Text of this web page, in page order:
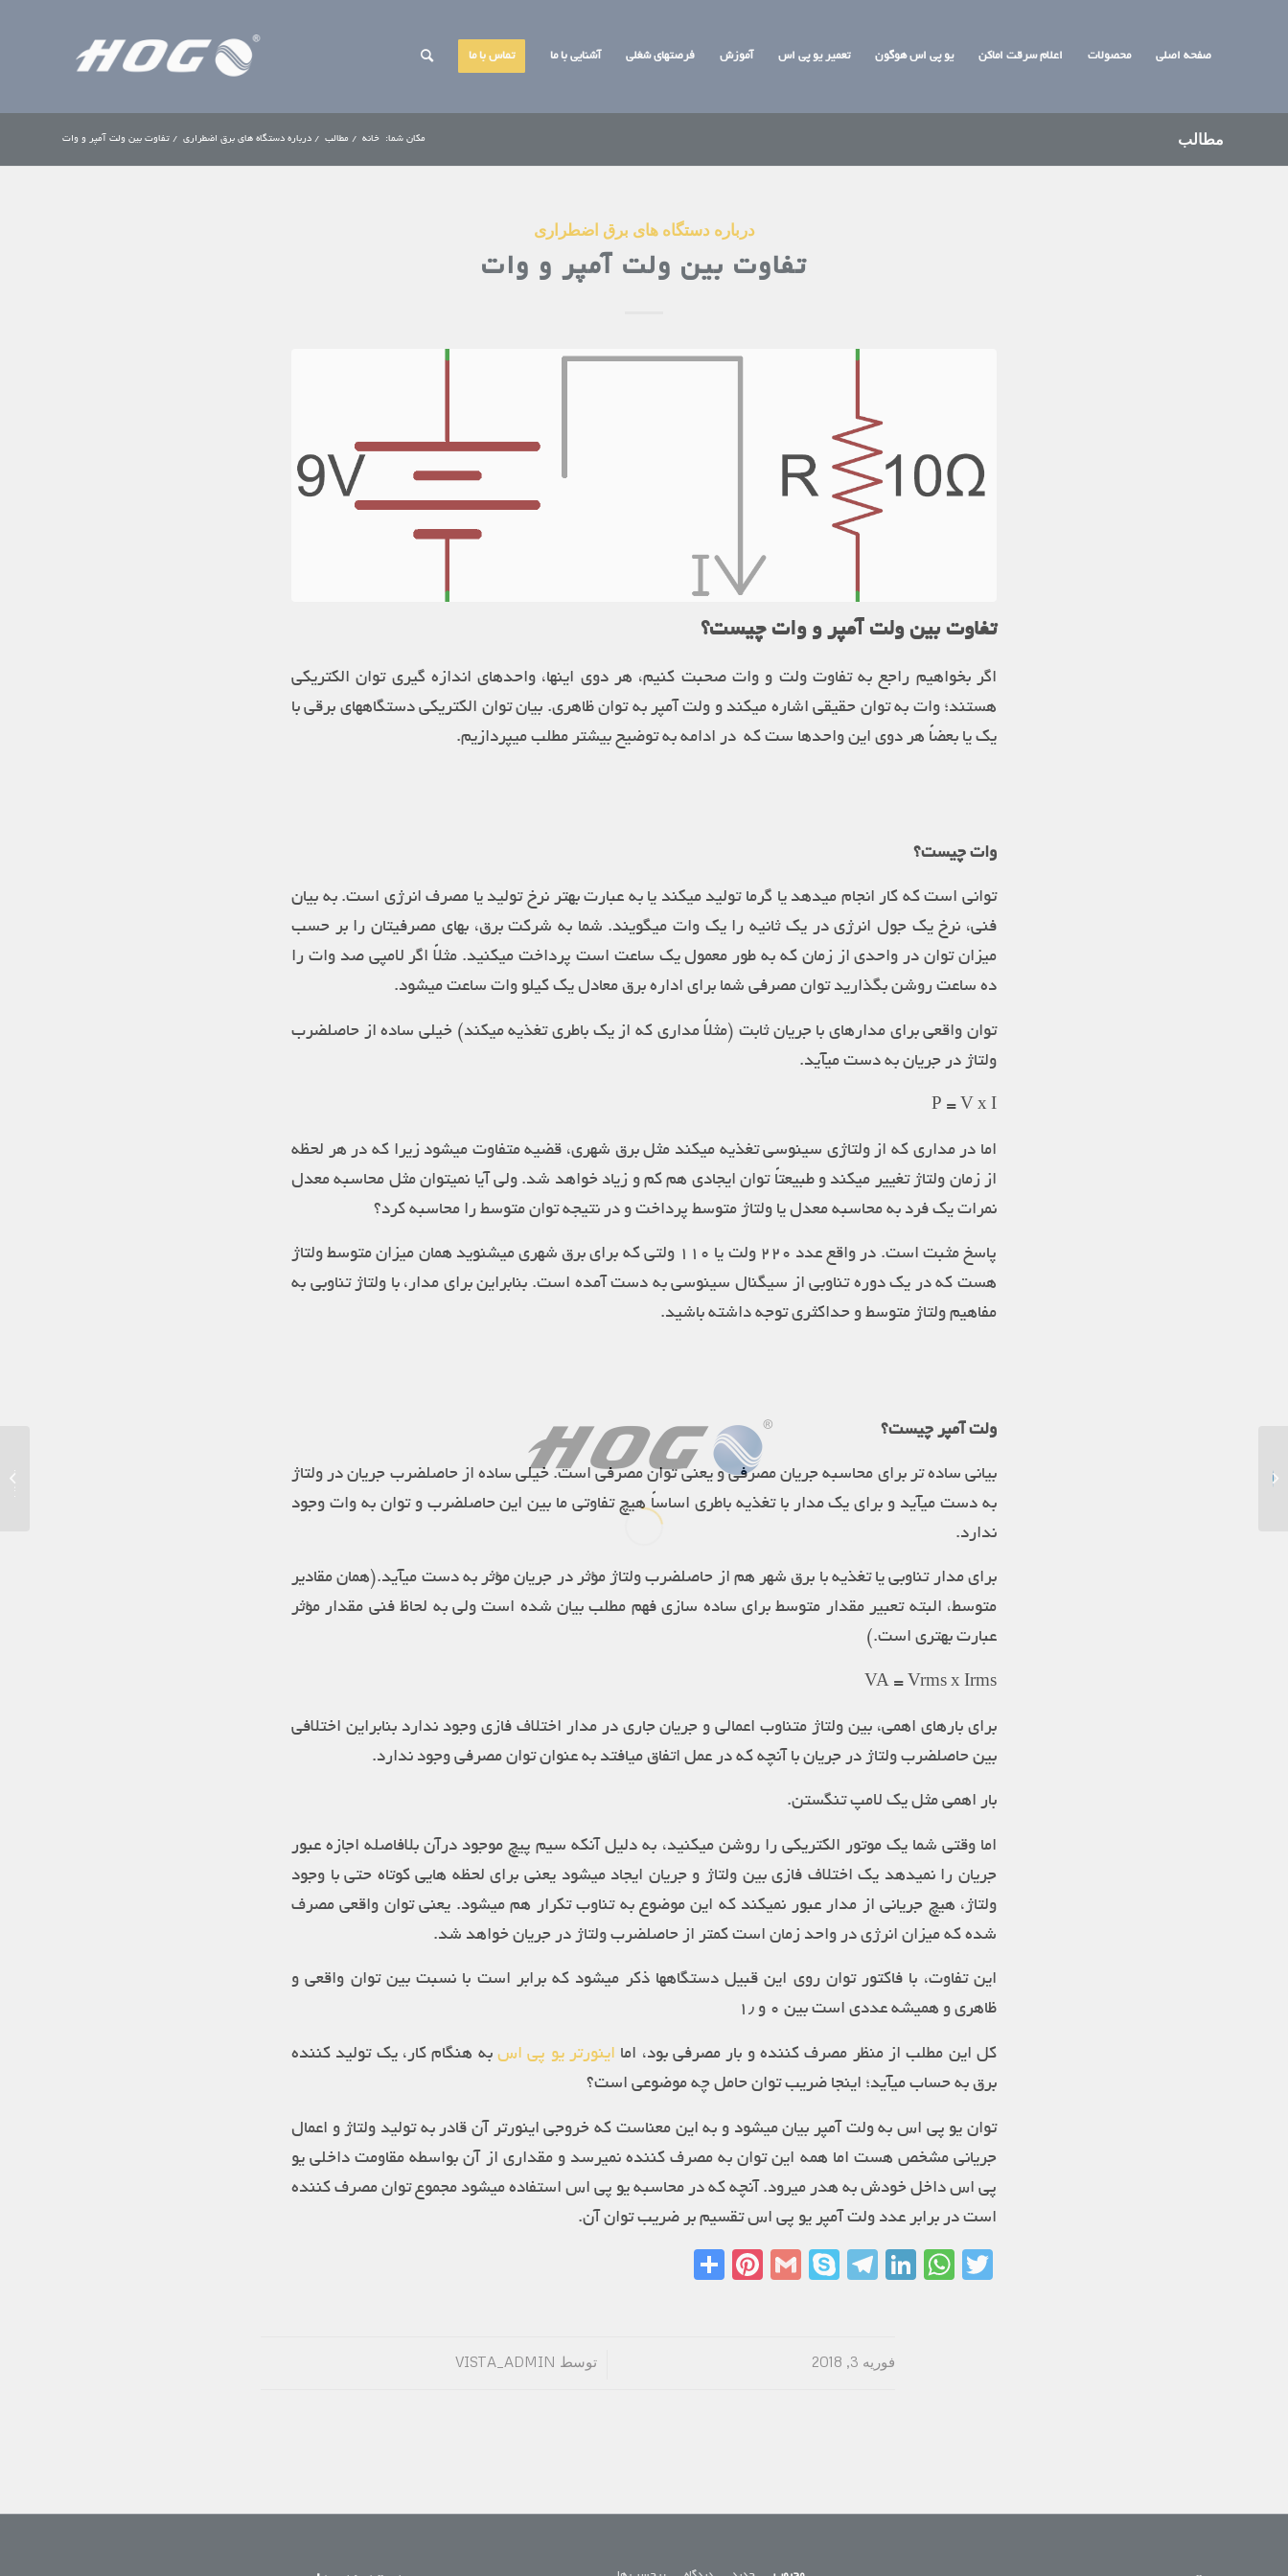
صفحه اصلی محصولات اعلام سرقت اماکن یو پی اس هوگون تعمیر یو پی اس آموزش فرصتهای شغلی آشنایی با ما تماس با ما
مطالب مکان شما: خانه / مطالب / درباره دستگاه های برق اضطراری / تفاوت بین ولت آمپر و وات
درباره دستگاه های برق اضطراری
تفاوت بین ولت آمپر و وات
تفاوت بین ولت آمپر و وات چیست؟
اگر بخواهیم راجع به تفاوت ولت و وات صحبت کنیم، هر دوی اینها، واحدهای اندازه گیری توان الکتریکی
هستند؛ وات به توان حقیقی اشاره میکند و ولت آمپر به توان ظاهری. بیان توان الکتریکی دستگاههای برقی با
یک یا بعضاً هر دوی این واحدها ست که در ادامه به توضیح بیشتر مطلب میپردازیم.
وات چیست؟
توانی است که کار انجام میدهد یا گرما تولید میکند یا به عبارت بهتر نرخ تولید یا مصرف انرژی است. به بیان
فنی، نرخ یک جول انرژی در یک ثانیه را یک وات میگویند. شما به شرکت برق، بهای مصرفیتان را بر حسب
میزان توان در واحدی از زمان که به طور معمول یک ساعت است پرداخت میکنید. مثلاً اگر لامپی صد وات را
ده ساعت روشن بگذارید توان مصرفی شما برای اداره برق معادل یک کیلو وات ساعت میشود.
توان واقعی برای مدارهای با جریان ثابت (مثلاً مداری که از یک باطری تغذیه میکند) خیلی ساده از حاصلضرب
ولتاژ در جریان به دست میآید.
P = V x I
اما در مداری که از ولتاژی سینوسی تغذیه میکند مثل برق شهری، قضیه متفاوت میشود زیرا که در هر لحظه
از زمان ولتاژ تغییر میکند و طبیعتاً توان ایجادی هم کم و زیاد خواهد شد. ولی آیا نمیتوان مثل محاسبه معدل
نمرات یک فرد به محاسبه معدل یا ولتاژ متوسط پرداخت و در نتیجه توان متوسط را محاسبه کرد؟
پاسخ مثبت است. در واقع عدد ۲۲۰ ولت یا ۱۱۰ ولتی که برای برق شهری میشنوید همان میزان متوسط ولتاژ
هست که در یک دوره تناوبی از سیگنال سینوسی به دست آمده است. بنابراین برای مدار، با ولتاژ تناوبی به
مفاهیم ولتاژ متوسط و حداکثری توجه داشته باشید.
ولت آمپر چیست؟
بیانی ساده تر برای محاسبه جریان مصرفی و یعنی توان مصرفی است. خیلی ساده از حاصلضرب جریان در ولتاژ
به دست میآید و برای یک مدار با تغذیه باطری اساساً هیچ تفاوتی ما بین این حاصلضرب و توان به وات وجود
ندارد.
برای مدار تناوبی یا تغذیه با برق شهر هم از حاصلضرب ولتاژ مؤثر در جریان مؤثر به دست میآید.(همان مقادیر
متوسط، البته تعبیر مقدار متوسط برای ساده سازی فهم مطلب بیان شده است ولی به لحاظ فنی مقدار مؤثر
عبارت بهتری است.)
VA = Vrms x Irms
برای بارهای اهمی، بین ولتاژ متناوب اعمالی و جریان جاری در مدار اختلاف فازی وجود ندارد بنابراین اختلافی
بین حاصلضرب ولتاژ در جریان با آنچه که در عمل اتفاق میافتد به عنوان توان مصرفی وجود ندارد.
بار اهمی مثل یک لامپ تنگستن.
اما وقتی شما یک موتور الکتریکی را روشن میکنید، به دلیل آنکه سیم پیچ موجود درآن بلافاصله اجازه عبور
جریان را نمیدهد یک اختلاف فازی بین ولتاژ و جریان ایجاد میشود یعنی برای لحظه هایی کوتاه حتی با وجود
ولتاژ، هیچ جریانی از مدار عبور نمیکند که این موضوع به تناوب تکرار هم میشود. یعنی توان واقعی مصرف
شده که میزان انرژی در واحد زمان است کمتر از حاصلضرب ولتاژ در جریان خواهد شد.
این تفاوت، با فاکتور توان روی این قبیل دستگاهها ذکر میشود که برابر است با نسبت بین توان واقعی و
ظاهری و همیشه عددی است بین ۰ و ۱٫
کل این مطلب از منظر مصرف کننده و بار مصرفی بود، اما اینورتر یو پی اس به هنگام کار، یک تولید کننده
برق به حساب میآید؛ اینجا ضریب توان حامل چه موضوعی است؟
توان یو پی اس به ولت آمپر بیان میشود و به این معناست که خروجی اینورتر آن قادر به تولید ولتاژ و اعمال
جریانی مشخص هست اما همه این توان به مصرف کننده نمیرسد و مقداری از آن بواسطه مقاومت داخلی یو
پی اس داخل خودش به هدر میرود. آنچه که در محاسبه یو پی اس استفاده میشود مجموع توان مصرف کننده
است در برابر عدد ولت آمپر یو پی اس تقسیم بر ضریب توان آن.
Twitter
WhatsApp
LinkedIn
Telegram
Skype
Gmail
Pinterest
فوریه 3, 2018 توسط VISTA_ADMIN
یو